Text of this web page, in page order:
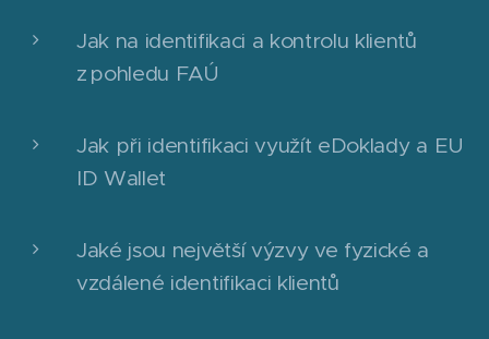
Jak na identifikaci a kontrolu klientů
z pohledu FAÚ
Jak při identifikaci využít eDoklady a EU
ID Wallet
Jaké jsou největší výzvy ve fyzické a
vzdálené identifikaci klientů